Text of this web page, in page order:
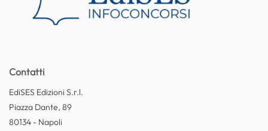
Contatti
EdiSES Edizioni S.r.l.
Piazza Dante, 89
80134 - Napoli